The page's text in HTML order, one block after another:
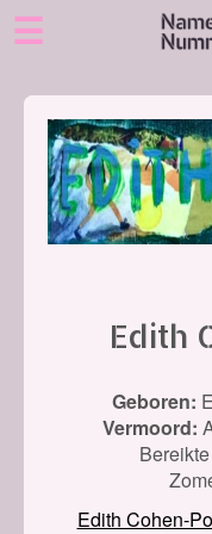
☰
Edith
Geboren:
Vermoord:
Edith Cohen-